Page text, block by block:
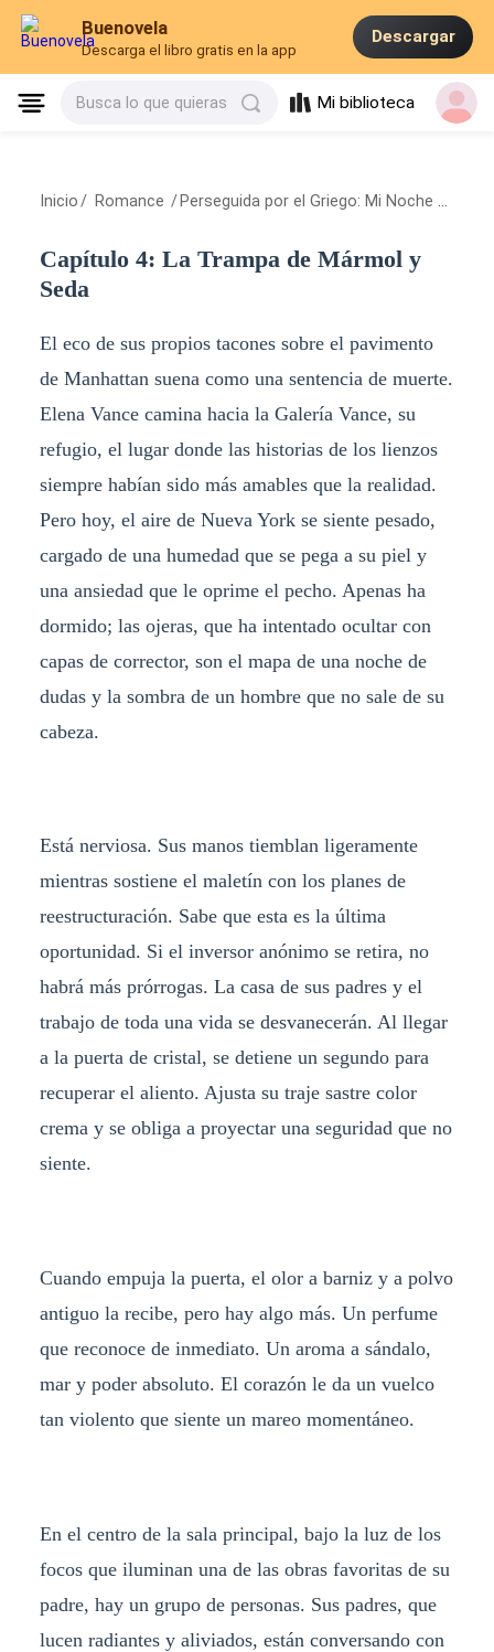
Buenovela
Descarga el libro gratis en la app
Descargar
Busca lo que quieras Mi biblioteca
Inicio / Romance / Perseguida por el Griego: Mi Noche con el Magnate
Capítulo 4: La Trampa de Mármol y
Seda
El eco de sus propios tacones sobre el pavimento
de Manhattan suena como una sentencia de muerte.
Elena Vance camina hacia la Galería Vance, su
refugio, el lugar donde las historias de los lienzos
siempre habían sido más amables que la realidad.
Pero hoy, el aire de Nueva York se siente pesado,
cargado de una humedad que se pega a su piel y
una ansiedad que le oprime el pecho. Apenas ha
dormido; las ojeras, que ha intentado ocultar con
capas de corrector, son el mapa de una noche de
dudas y la sombra de un hombre que no sale de su
cabeza.
Está nerviosa. Sus manos tiemblan ligeramente
mientras sostiene el maletín con los planes de
reestructuración. Sabe que esta es la última
oportunidad. Si el inversor anónimo se retira, no
habrá más prórrogas. La casa de sus padres y el
trabajo de toda una vida se desvanecerán. Al llegar
a la puerta de cristal, se detiene un segundo para
recuperar el aliento. Ajusta su traje sastre color
crema y se obliga a proyectar una seguridad que no
siente.
Cuando empuja la puerta, el olor a barniz y a polvo
antiguo la recibe, pero hay algo más. Un perfume
que reconoce de inmediato. Un aroma a sándalo,
mar y poder absoluto. El corazón le da un vuelco
tan violento que siente un mareo momentáneo.
En el centro de la sala principal, bajo la luz de los
focos que iluminan una de las obras favoritas de su
padre, hay un grupo de personas. Sus padres, que
lucen radiantes y aliviados, están conversando con